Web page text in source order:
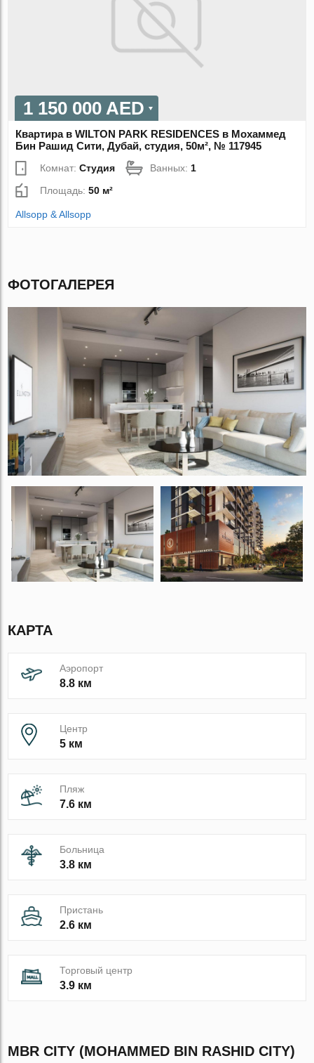
1 150 000 AED
Квартира в WILTON PARK RESIDENCES в Мохаммед
Бин Рашид Сити, Дубай, студия, 50м², № 117945
Комнат:Студия Ванных:1
Площадь:50 м²
Allsopp & Allsopp
ФОТОГАЛЕРЕЯ
КАРТА
Аэропорт
8.8 км
Центр
5 км
Пляж
7.6 км
Больница
3.8 км
Пристань
2.6 км
Торговый центр
3.9 км
MBR CITY (MOHAMMED BIN RASHID CITY)